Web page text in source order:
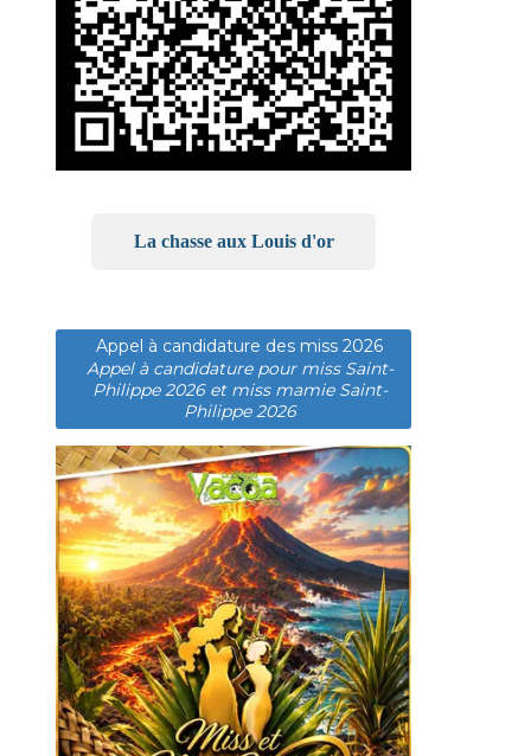
La chasse aux Louis d'or
Appel à candidature des miss 2026
Appel à candidature pour miss Saint-
Philippe 2026 et miss mamie Saint-
Philippe 2026